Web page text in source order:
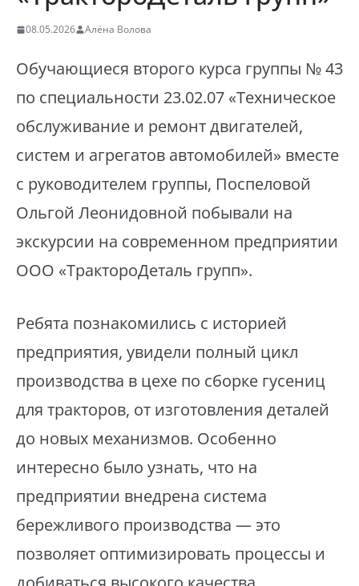
08.05.2026 Алёна Волова
Обучающиеся второго курса группы № 43
по специальности 23.02.07 «Техническое
обслуживание и ремонт двигателей,
систем и агрегатов автомобилей» вместе
с руководителем группы, Поспеловой
Ольгой Леонидовной побывали на
экскурсии на современном предприятии
ООО «ТрактороДеталь групп».
Ребята познакомились с историей
предприятия, увидели полный цикл
производства в цехе по сборке гусениц
для тракторов, от изготовления деталей
до новых механизмов. Особенно
интересно было узнать, что на
предприятии внедрена система
бережливого производства — это
позволяет оптимизировать процессы и